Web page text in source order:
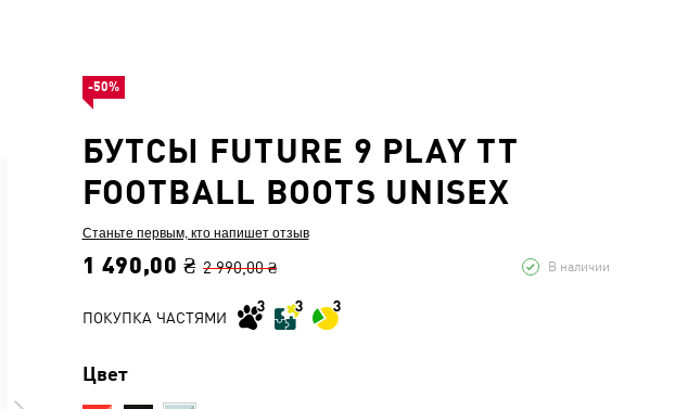
БУТСЫ FUTURE 9 PLAY TT
FOOTBALL BOOTS UNISEX
Станьте первым, кто напишет отзыв
1 490,00 ₴ 2 990,00 ₴ В наличии
ПОКУПКА ЧАСТЯМИ
Цвет
-50%